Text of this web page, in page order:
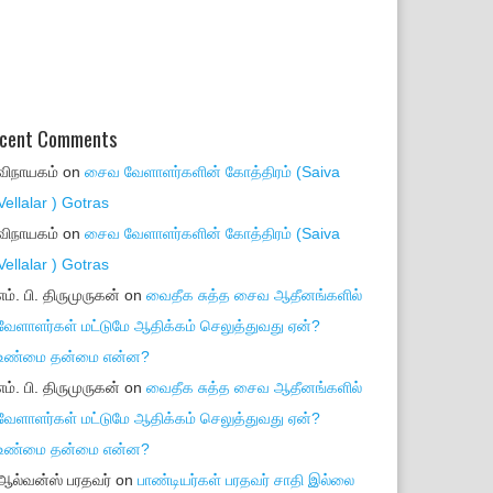
Comments
on சைவ வேளாளர்களின் கோத்திரம் (Saiva
) Gotras
on சைவ வேளாளர்களின் கோத்திரம் (Saiva
) Gotras
பி. திருமுருகன் on வைதீக சுத்த சைவ ஆதீனங்களில்
மட்டுமே ஆதிக்கம் செலுத்துவது ஏன்?
தன்மை என்ன?
பி. திருமுருகன் on வைதீக சுத்த சைவ ஆதீனங்களில்
மட்டுமே ஆதிக்கம் செலுத்துவது ஏன்?
தன்மை என்ன?
பரதவர் on பாண்டியர்கள் பரதவர் சாதி இல்லை